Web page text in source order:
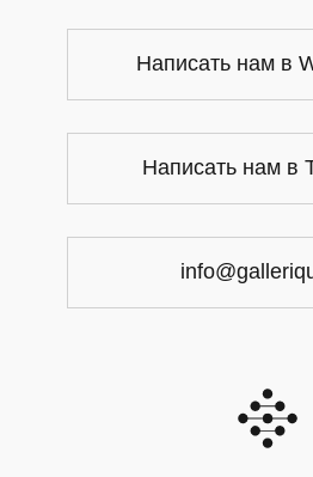
Написать нам в
Написать нам в